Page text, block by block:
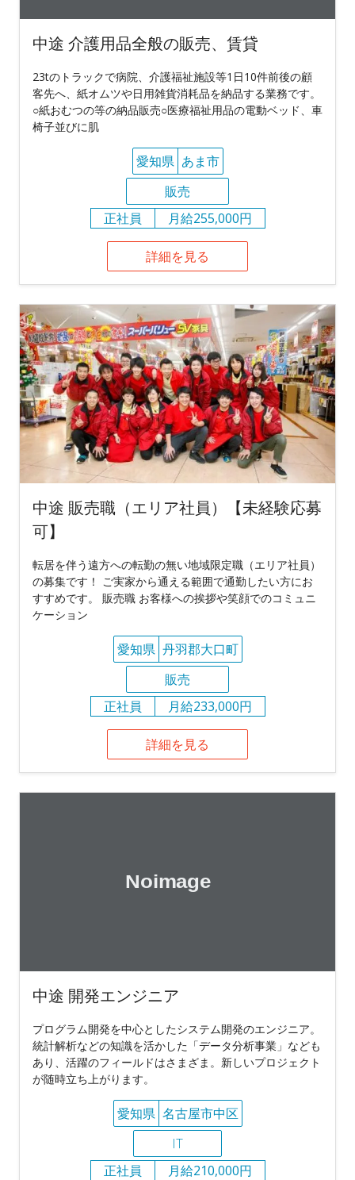
中途 介護用品全般の販売、賃貸
23tのトラックで病院、介護福祉施設等1日10件前後の顧
客先へ、紙オムツや日用雑貨消耗品を納品する業務です。
○紙おむつの等の納品販売○医療福祉用品の電動ベッド、車
椅子並びに肌
愛知県 あま市
販売
正社員
月給255,000円
詳細を見る
中途 販売職（エリア社員）【未経験応募
可】
転居を伴う遠方への転勤の無い地域限定職（エリア社員）
の募集です！ ご実家から通える範囲で通勤したい方にお
すすめです。 販売職 お客様への挨拶や笑顔でのコミュニ
ケーション
愛知県 丹羽郡大口町
販売
正社員
月給233,000円
詳細を見る
中途 開発エンジニア
プログラム開発を中心としたシステム開発のエンジニア。
統計解析などの知識を活かした「データ分析事業」なども
あり、活躍のフィールドはさまざま。新しいプロジェクト
が随時立ち上がります。
愛知県 名古屋市中区
IT
正社員
月給210,000円